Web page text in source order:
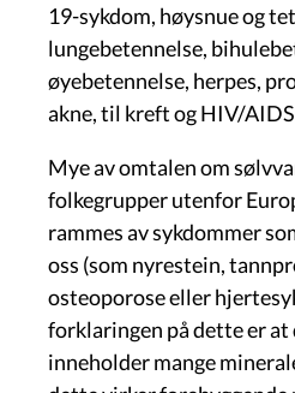
19-sykdom, høysnue og
lungebetennelse,
øyebetennelse, herpes,
akne, til kreft og HIV/
Mye av omtalen om
folkegrupper utenfor
rammes av sykdommer
oss (som nyrestein,
osteoporose eller
forklaringen på dette er at
inneholder mange